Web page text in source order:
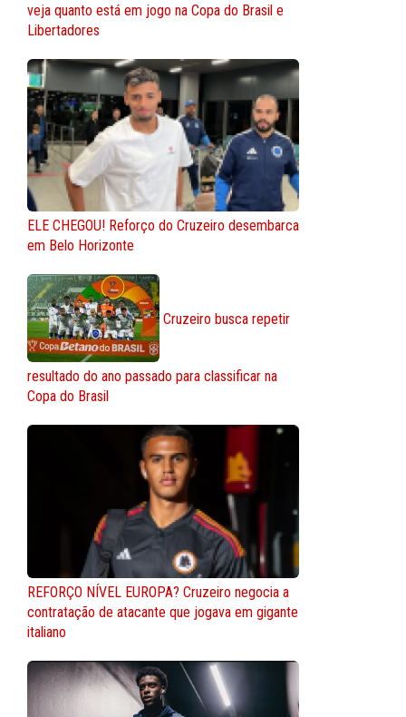
veja quanto está em jogo na Copa do Brasil e
Libertadores
ELE CHEGOU! Reforço do Cruzeiro desembarca
em Belo Horizonte
Cruzeiro busca repetir
resultado do ano passado para classificar na
Copa do Brasil
REFORÇO NÍVEL EUROPA? Cruzeiro negocia a
contratação de atacante que jogava em gigante
italiano